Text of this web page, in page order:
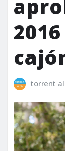
torrent al